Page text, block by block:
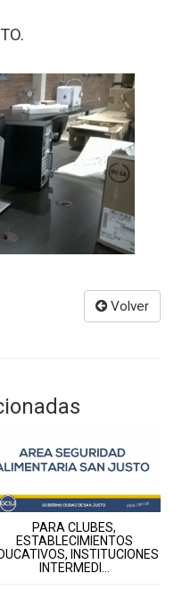
Volver
PARA CLUBES,
ESTABLECIMIENTOS
INSTITUCIONES
INTERMEDI...